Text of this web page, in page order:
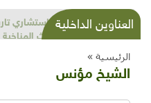
العناوين الداخليةشذرات بيئية
وحاكورة ونوبل
الرئيسية »
الشيخ مؤنس